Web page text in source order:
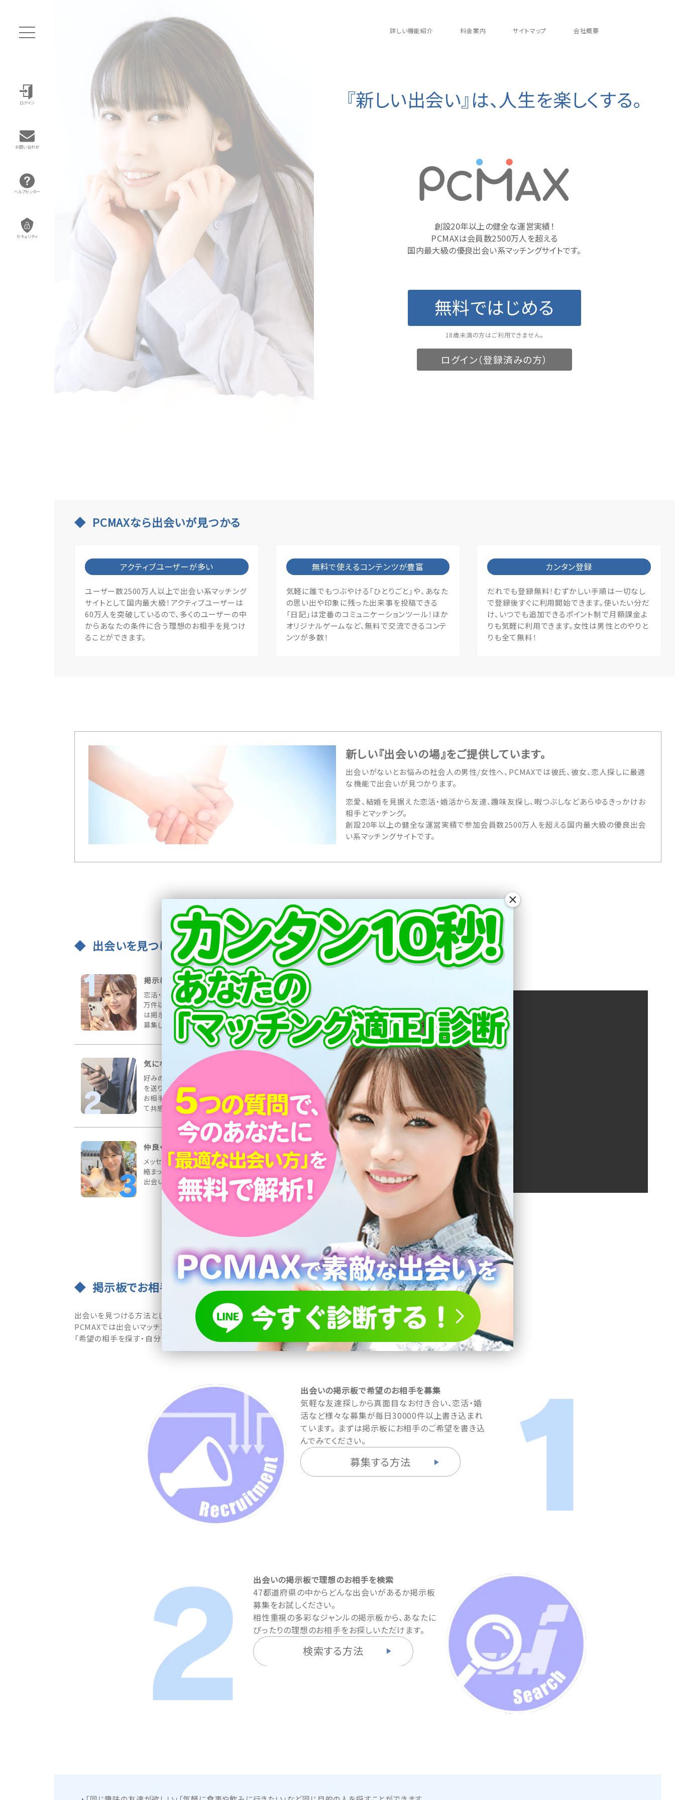
『新しい出会い』は、人生を楽しくする。
創設20年以上の健全な運営実績！
PCMAXは会員数2500万人を超える
国内最大級の優良出会い系マッチングサイトです。
無料ではじめる
18歳未満の方はご利用できません。
ログイン（登録済みの方）
詳しい機能紹介 料金案内 サイトマップ 会社概要
ログイン
お問い合わせ
ヘルプセンター
セキュリティ
PCMAXなら出会いが見つかる
アクティブユーザーが多い
ユーザー数2500万人以上で出会い系マッチング
サイトとして国内最大級！アクティブユーザーは
60万人を突破しているので、多くのユーザーの中
からあなたの条件に合う理想のお相手を見つけ
ることができます。
無料で使えるコンテンツが豊富
気軽に誰でもつぶやける「ひとりごと」や、あなた
の思い出や印象に残った出来事を投稿できる
「日記」は定番のコミュニケーションツール！ほか
オリジナルゲームなど、無料で交流できるコンテ
ンツが多数！
カンタン登録
だれでも登録無料！むずかしい手順は一切なし
で登録後すぐに利用開始できます。使いたい分だ
け、いつでも追加できるポイント制で月額課金よ
りも気軽に利用できます。女性は男性とのやりと
りも全て無料！
新しい『出会いの場』をご提供しています。
出会いがないとお悩みの社会人の男性/女性へ、PCMAXでは彼氏、彼女、恋人探しに最適
な機能で出会いが見つかります。
恋愛、結婚を見据えた恋活・婚活から友達、趣味友探し、暇つぶしなどあらゆるきっかけお
相手とマッチング。
創設20年以上の健全な運営実績で参加会員数2500万人を超える国内最大級の優良出会
い系マッチングサイトです。
出会いを見つける3ステップ
掲示板で出会いを募集
恋活・婚活など様々な募集が毎日3
万件以上書き込まれています！まず
は掲示板にお相手の希望を書いて
募集しましょう！
気になる相手にメッセージ
好みのお相手を見つけてメッセージ
を送りましょう！プロフィールなどの
お相手の情報をしっかりチェックし
て共感を得られる内容が◎
仲良くなったら待ち合わせ
メッセージ交換でお相手との距離が
縮まったら、デートの約束を！素敵な
出会いを応援しています♪
PCMAXでの出会い方
掲示板でお相手を探す・募集する
出会いを見つける方法として最も支持されているのは『出会い掲示板』です。
PCMAXでは出会いマッチングサイトの王道コンテンツである掲示板にこだわり、様々なアプローチから
「希望の相手を探す・自分の募集を見つけてもらえる」環境を構築しています。
出会いの掲示板で希望のお相手を募集
気軽な友達探しから真面目なお付き合い、恋活・婚
活など様々な募集が毎日30000件以上書き込まれ
ています。 まずは掲示板にお相手のご希望を書き込
んでみてください。
募集する方法
出会いの掲示板で理想のお相手を検索
47都道府県の中からどんな出会いがあるか掲示板
募集をお試しください。
相性重視の多彩なジャンルの掲示板から、あなたに
ぴったりの理想のお相手をお探しいただけます。
検索する方法
×